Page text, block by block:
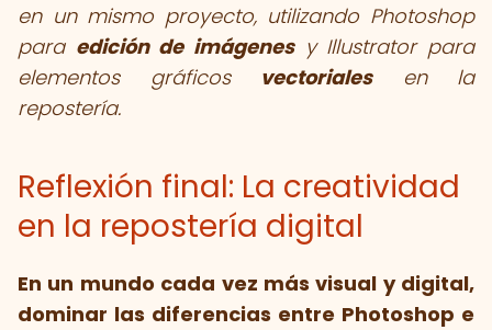
en un mismo proyecto, utilizando Photoshop
para edición de imágenesy Illustrator para
elementos gráficos vectorialesen la
repostería.
Reflexión final: La creatividad
en la repostería digital
En un mundo cada vez más visual y digital,
dominar las diferencias entre Photoshop e